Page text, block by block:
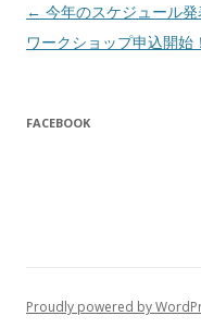
投
稿
ゲ
← 今年のスケジュール
ワークショップ申込開始！
FACEBOOK
Proudly powered by